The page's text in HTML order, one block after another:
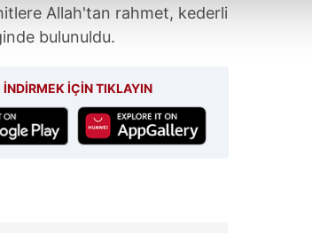
olup gerekli olan çerezler bilgi toplumu
daha işlevsel kılınması ve kişiselleştirilmesi
vasıtasıyla belirleyebilirsiniz. Çerezlere
ziyaret edebilirsiniz.
bilgi almak için lütfen
Allah'tan rahmet, kederli
bulunuldu.
İÇİN TIKLAYIN